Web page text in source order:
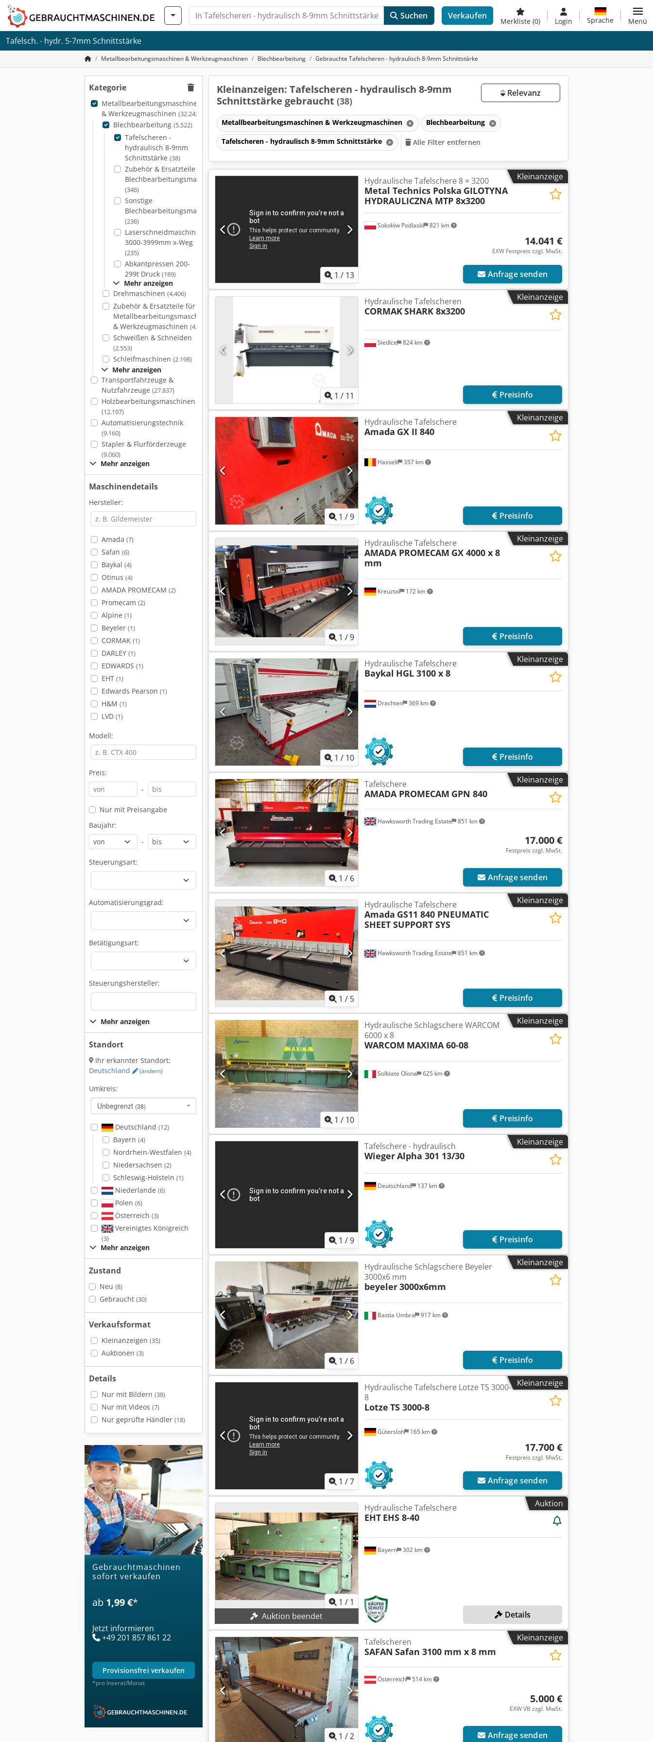
Suchen Verkaufen
Merkliste (0) Login Sprache Menü
Tafelsch. - hydr. 5-7mm Schnittstärke
Metallbearbeitungsmaschinen & Werkzeugmaschinen Blechbearbeitung Gebrauchte Tafelscheren - hydraulisch 8-9mm Schnittstärke
Kategorie
Metallbearbeitungsmaschinen
& Werkzeugmaschinen (32.242)
Blechbearbeitung (5.522)
Tafelscheren -
hydraulisch 8-9mm
Schnittstärke (38)
Zubehör & Ersatzteile für
Blechbearbeitungsmaschinen
(346)
Sonstige
Blechbearbeitungsmaschinen
(236)
Laserschneidmaschinen
3000-3999mm x-Weg
(235)
Abkantpressen 200-
299t Druck (189)
Mehr anzeigen
Drehmaschinen (4.406)
Zubehör & Ersatzteile für
Metallbearbeitungsmaschinen
& Werkzeugmaschinen (4.089)
Schweißen & Schneiden
(2.553)
Schleifmaschinen (2.198)
Mehr anzeigen
Transportfahrzeuge &
Nutzfahrzeuge (27.837)
Holzbearbeitungsmaschinen
(12.197)
Automatisierungstechnik
(9.160)
Stapler & Flurförderzeuge
(9.060)
Mehr anzeigen
Maschinendetails
Hersteller:
Amada (7)
Safan (6)
Baykal (4)
Otinus (4)
AMADA PROMECAM (2)
Promecam (2)
Alpine (1)
Beyeler (1)
CORMAK (1)
DARLEY (1)
EDWARDS (1)
EHT (1)
Edwards Pearson (1)
H&M (1)
LVD (1)
Modell:
Preis:
-
Nur mit Preisangabe
Baujahr:
-
Steuerungsart:
Automatisierungsgrad:
Betätigungsart:
Steuerungshersteller:
Mehr anzeigen
Standort
Ihr erkannter Standort:
Deutschland
(ändern)
Umkreis:
Unbegrenzt (38)
Deutschland (12)
Bayern (4)
Nordrhein-Westfalen (4)
Niedersachsen (2)
Schleswig-Holstein (1)
Niederlande (6)
Polen (6)
Österreich (3)
Vereinigtes Königreich
(3)
Mehr anzeigen
Zustand
Neu (8)
Gebraucht (30)
Verkaufsformat
Kleinanzeigen (35)
Auktionen (3)
Details
Nur mit Bildern (38)
Nur mit Videos (7)
Nur geprüfte Händler (18)
Gebrauchtmaschinen
sofort verkaufen
ab 1,99 €*
Jetzt informieren
+49 201 857 861 22
provisionsfrei verkaufen
*pro Inserat/Monat
Kleinanzeigen: Tafelscheren - hydraulisch 8-9mm
Schnittstärke gebraucht (38)
Relevanz
Metallbearbeitungsmaschinen & Werkzeugmaschinen Blechbearbeitung
Tafelscheren - hydraulisch 8-9mm Schnittstärke Alle Filter entfernen
Kleinanzeige
1 / 13
Sokołów Podlaski 821 km
Hydraulische Tafelschere 8 × 3200
Metal Technics Polska GILOTYNA
HYDRAULICZNA MTP 8x3200
14.041 €
EXW Festpreis zzgl. MwSt.
Anfrage senden
Kleinanzeige
1 / 11
Siedlce 824 km
Hydraulische Tafelscheren
CORMAKSHARK 8x3200
Preisinfo
Kleinanzeige
1 /9
Hasselt 357 km
Hydraulische Tafelschere
Amada GX II 840
Preisinfo
Kleinanzeige
1 /9
Kreuztal 172 km
Hydraulische Tafelschere
AMADA PROMECAM GX 4000 x 8
mm
Preisinfo
Kleinanzeige
1 / 10
Drachten 369 km
Hydraulische Tafelschere
Baykal HGL 3100 x 8
Preisinfo
Kleinanzeige
1 / 6
Hawksworth Trading Estate 851 km
Tafelschere
AMADA PROMECAM GPN 840
17.000 €
Festpreis zzgl. MwSt.
Anfrage senden
Kleinanzeige
1 / 5
Hawksworth Trading Estate 851 km
Hydraulische Tafelschere
Amada GS11 840 PNEUMATIC
SHEET SUPPORT SYS
Preisinfo
Kleinanzeige
1 / 10
Solbiate Olona 625 km
Hydraulische Schlagschere WARCOM
6000 x 8
WARCOM MAXIMA 60-08
Preisinfo
Kleinanzeige
1 /9
Deutschland 137 km
Tafelschere - hydraulisch
WiegerAlpha 301 13/30
Preisinfo
Kleinanzeige
1 / 6
Bastia Umbra 917 km
Hydraulische Schlagschere Beyeler
3000x6 mm
beyeler3000x6mm
Preisinfo
Kleinanzeige
1 /7
Gütersloh 165 km
Hydraulische Tafelschere Lotze TS 3000-
8
Lotze TS 3000-8
17.700 €
Festpreis zzgl. MwSt.
Anfrage senden
Auktion
1 / 1
Auktion beendet
Bayern 302 km
Hydraulische Tafelschere
EHT EHS 8-40
Details
Kleinanzeige
Mehr Bilder anfragen
1 /2
Österreich 514 km
Tafelscheren
SAFAN Safan 3100 mm x 8 mm
5.000 €
EXW VB zzgl. MwSt.
Anfrage senden